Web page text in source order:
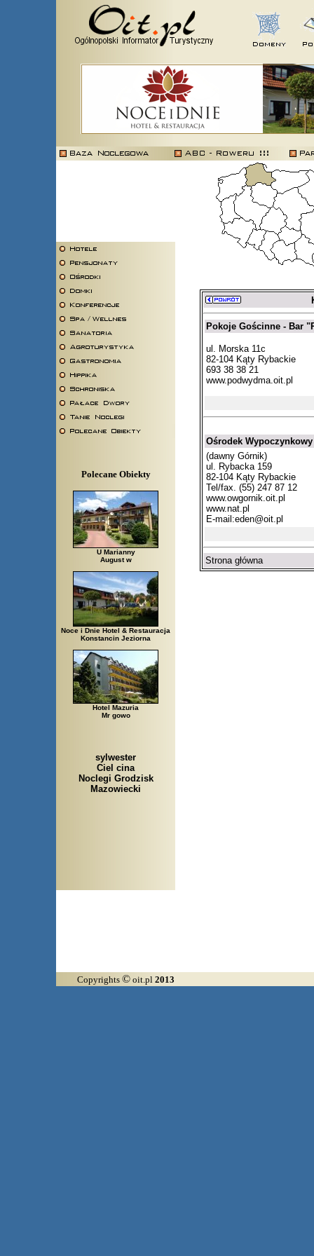
Polecane Obiekty
U Marianny
August w
Noce i Dnie Hotel & Restauracja
Konstancin Jeziorna
Hotel Mazuria
Mr gowo
sylwester
Ciel cina
Noclegi Grodzisk
Mazowiecki
Pokoje Gościnne - Bar
ul. Morska 11c
82-104 Kąty Rybackie
693 38 38 21
www.podwydma.oit.pl
Ośrodek
(dawny Górnik)
ul. Rybacka 159
82-104 Kąty Rybackie
Tel/fax. (55) 247 87 12
www.owgornik.oit.pl
www.nat.pl
E-mail:eden@oit.pl
Strona główna
Copyrights © oit.pl 2013